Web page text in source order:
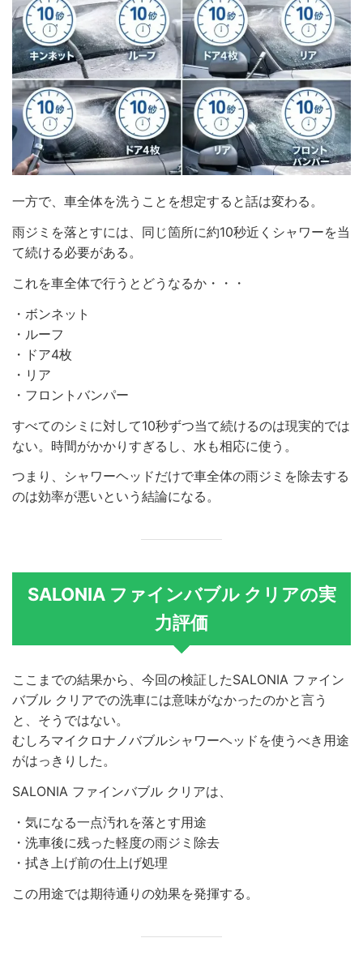
一方で、車全体を洗うことを想定すると話は変わる。
雨ジミを落とすには、同じ箇所に約10秒近くシャワーを当
て続ける必要がある。
これを車全体で行うとどうなるか・・・
・ボンネット
・ルーフ
・ドア4枚
・リア
・フロントバンパー
すべてのシミに対して10秒ずつ当て続けるのは現実的では
ない。時間がかかりすぎるし、水も相応に使う。
つまり、シャワーヘッドだけで車全体の雨ジミを除去する
のは効率が悪いという結論になる。
SALONIA ファインバブル クリアの実
力評価
ここまでの結果から、今回の検証したSALONIA ファイン
バブル クリアでの洗車には意味がなかったのかと言う
と、そうではない。
むしろマイクロナノバブルシャワーヘッドを使うべき用途
がはっきりした。
SALONIA ファインバブル クリアは、
・気になる一点汚れを落とす用途
・洗車後に残った軽度の雨ジミ除去
・拭き上げ前の仕上げ処理
この用途では期待通りの効果を発揮する。